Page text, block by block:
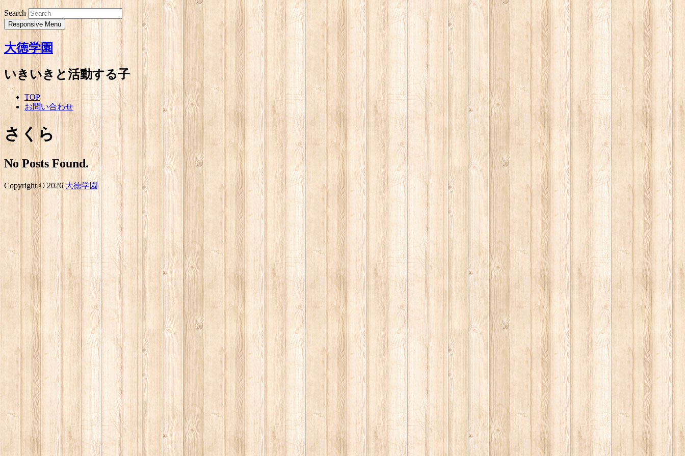
Search
Responsive Menu
大徳学園
いきいきと活動する子
TOP
お問い合わせ
さくら
No Posts Found.
Copyright © 2026 大徳学園